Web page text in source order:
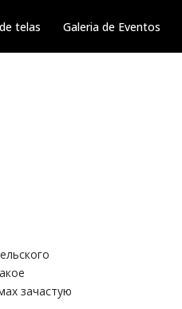
telas Galeria de Eventos
зачастую